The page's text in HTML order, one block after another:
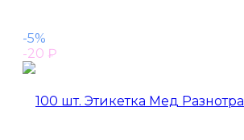
-5%
-20 ₽